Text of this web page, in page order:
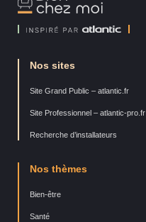
Chez
Nos sites
Site Grand Public – atlantic.fr
Site Professionnel – atlantic-pro.fr
Recherche d’installateurs
Nos thèmes
Bien-être
Santé